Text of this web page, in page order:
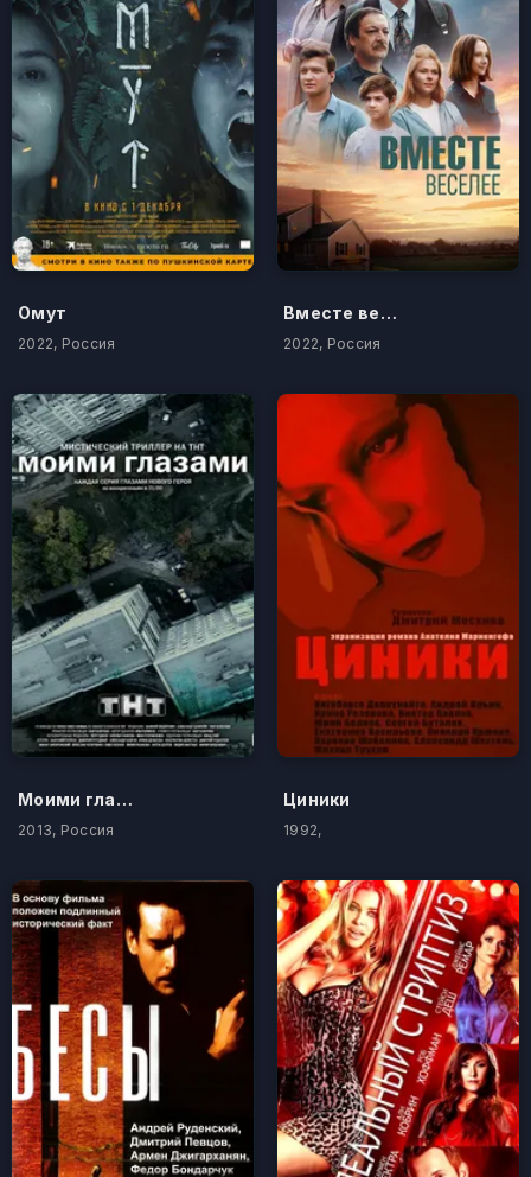
Омут
2022, Россия
Вместе веселее
2022, Россия
Моими глазами
2013, Россия
Циники
1992,